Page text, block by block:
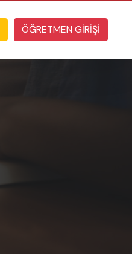
ÖĞRETMEN GİRİŞİ